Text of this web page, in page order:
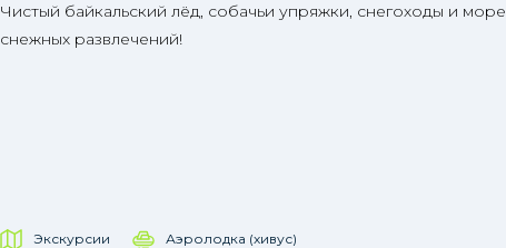
Чистый байкальский лёд, собачьи упряжки, снегоходы и море
снежных развлечений!
Экскурсии Аэролодка (хивус)